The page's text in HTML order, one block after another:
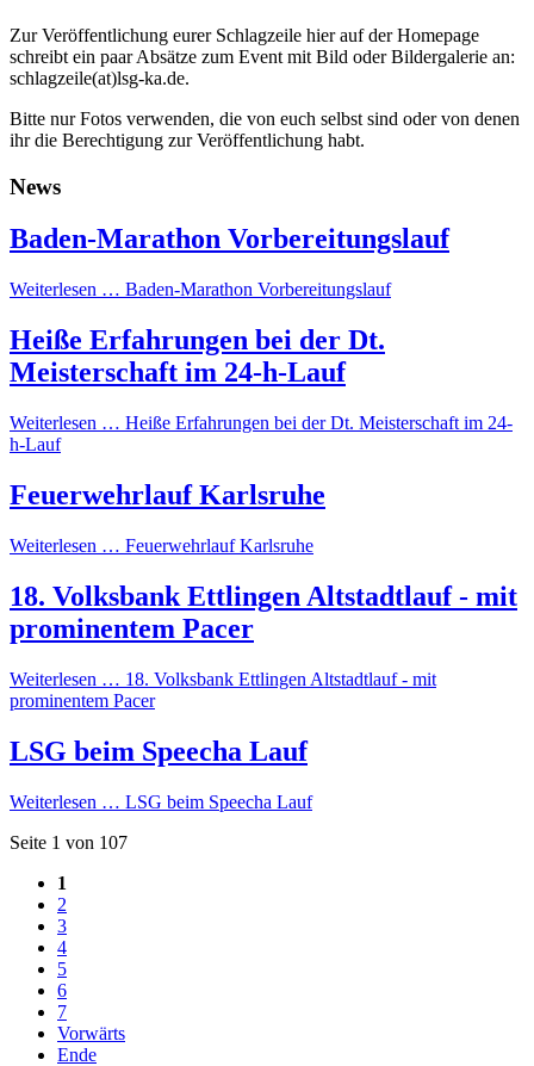
Zur Veröffentlichung eurer Schlagzeile hier auf der Homepage
schreibt ein paar Absätze zum Event mit Bild oder Bildergalerie an:
schlagzeile(at)lsg-ka.de.
Bitte nur Fotos verwenden, die von euch selbst sind oder von denen
ihr die Berechtigung zur Veröffentlichung habt.
News
Baden-Marathon Vorbereitungslauf
Weiterlesen … Baden-Marathon Vorbereitungslauf
Heiße Erfahrungen bei der Dt.
Meisterschaft im 24-h-Lauf
Weiterlesen … Heiße Erfahrungen bei der Dt. Meisterschaft im 24-
h-Lauf
Feuerwehrlauf Karlsruhe
Weiterlesen … Feuerwehrlauf Karlsruhe
18. Volksbank Ettlingen Altstadtlauf - mit
prominentem Pacer
Weiterlesen … 18. Volksbank Ettlingen Altstadtlauf - mit
prominentem Pacer
LSG beim Speecha Lauf
Weiterlesen … LSG beim Speecha Lauf
Seite 1 von 107
1
2
3
4
5
6
7
Vorwärts
Ende